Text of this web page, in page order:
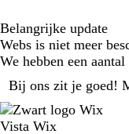
Belangrijke update
Webs is niet meer
We hebben een
Bij ons zit je goed!